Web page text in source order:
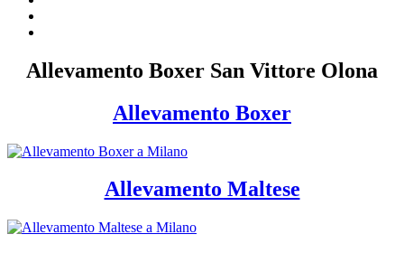
Allevamento Boxer San Vittore Olona
Allevamento Boxer
Allevamento Maltese